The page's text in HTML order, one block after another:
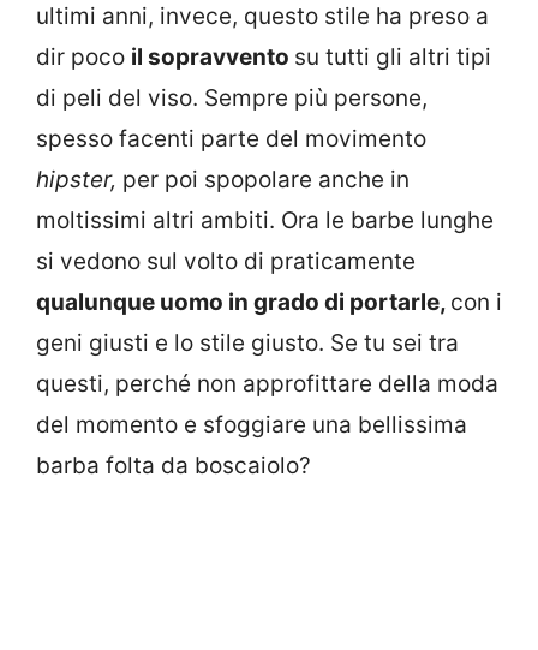
ultimi anni, invece, questo stile ha preso a
dir poco il sopravvento su tutti gli altri tipi
di peli del viso. Sempre più persone,
spesso facenti parte del movimento
hipster, per poi spopolare anche in
moltissimi altri ambiti. Ora le barbe lunghe
si vedono sul volto di praticamente
qualunque uomo in grado di portarle, con i
geni giusti e lo stile giusto. Se tu sei tra
questi, perché non approfittare della moda
del momento e sfoggiare una bellissima
barba folta da boscaiolo?